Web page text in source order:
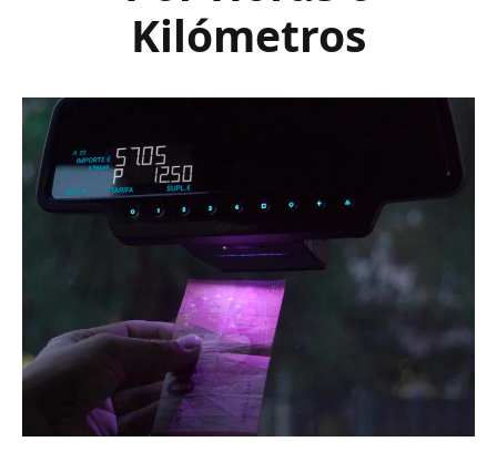
Kilómetros